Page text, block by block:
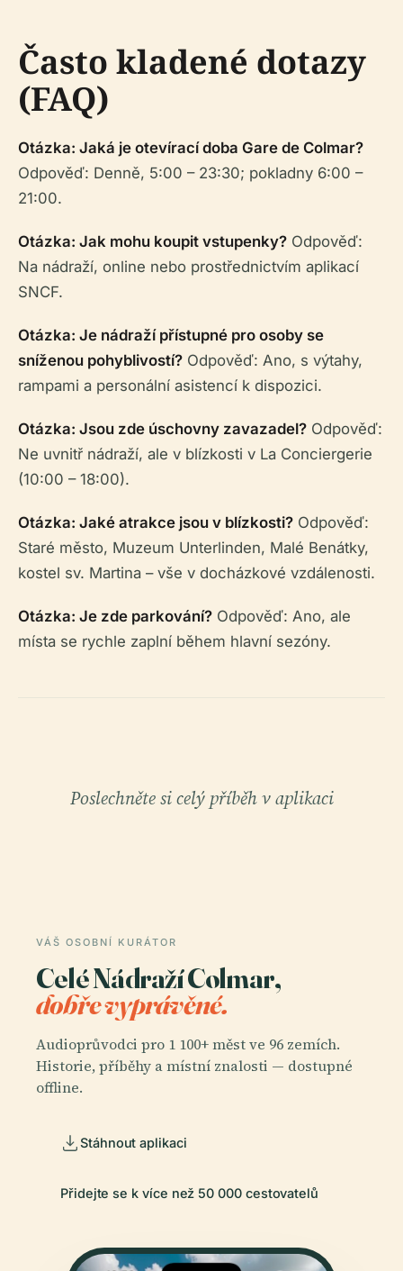
Často kladené dotazy
(FAQ)
Otázka: Jaká je otevírací doba Gare de Colmar?
Odpověď: Denně, 5:00 – 23:30; pokladny 6:00 –
21:00.
Otázka: Jak mohu koupit vstupenky? Odpověď:
Na nádraží, online nebo prostřednictvím aplikací
SNCF.
Otázka: Je nádraží přístupné pro osoby se
sníženou pohyblivostí? Odpověď: Ano, s výtahy,
rampami a personální asistencí k dispozici.
Otázka: Jsou zde úschovny zavazadel? Odpověď:
Ne uvnitř nádraží, ale v blízkosti v La Conciergerie
(10:00 – 18:00).
Otázka: Jaké atrakce jsou v blízkosti? Odpověď:
Staré město, Muzeum Unterlinden, Malé Benátky,
kostel sv. Martina – vše v docházkové vzdálenosti.
Otázka: Je zde parkování? Odpověď: Ano, ale
místa se rychle zaplní během hlavní sezóny.
Poslechněte si celý příběh v aplikaci
VÁŠ OSOBNÍ KURÁTOR
Celé Nádraží Colmar,
dobře vyprávěné.
Audioprůvodci pro 1 100+ měst ve 96 zemích.
Historie, příběhy a místní znalosti — dostupné
offline.
Stáhnout aplikaci
Přidejte se k více než 50 000 cestovatelů